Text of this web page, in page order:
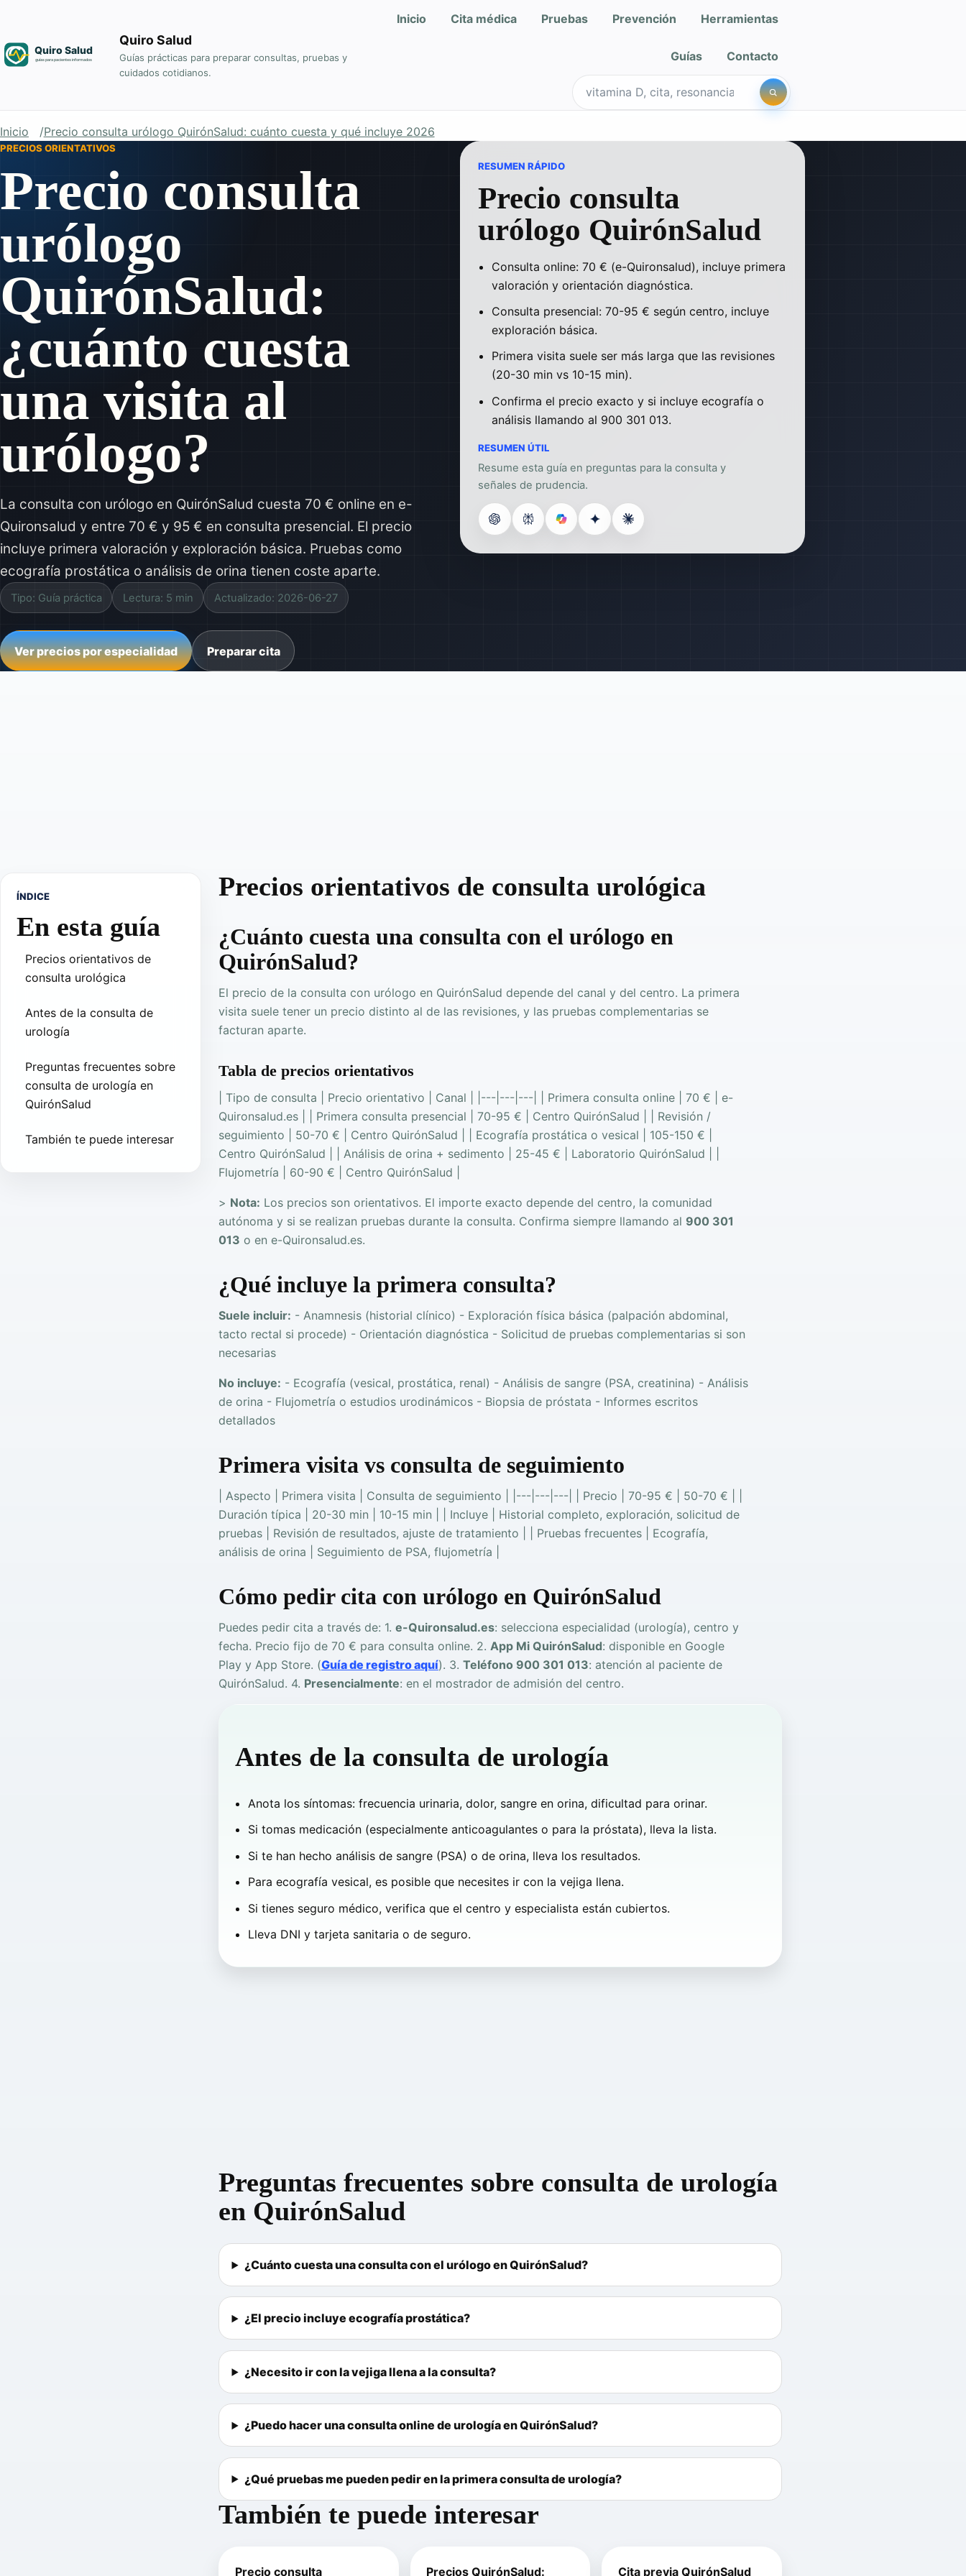
Quiro Salud
Guías prácticas para preparar consultas, pruebas y
cuidados cotidianos.
Inicio Cita médica Pruebas Prevención Herramientas
Guías Contacto
Buscar en Quiro Salud
Inicio Precio consulta urólogo QuirónSalud: cuánto cuesta y qué incluye 2026
PRECIOS ORIENTATIVOS
Precio consulta
urólogo
QuirónSalud:
¿cuánto cuesta
una visita al
urólogo?
La consulta con urólogo en QuirónSalud cuesta 70 € online en e-
Quironsalud y entre 70 € y 95 € en consulta presencial. El precio
incluye primera valoración y exploración básica. Pruebas como
ecografía prostática o análisis de orina tienen coste aparte.
Tipo: Guía práctica Lectura: 5 min Actualizado: 2026-06-27
Ver precios por especialidad Preparar cita
RESUMEN RÁPIDO
Precio consulta
urólogo QuirónSalud
Consulta online: 70 € (e-Quironsalud), incluye primera
valoración y orientación diagnóstica.
Consulta presencial: 70-95 € según centro, incluye
exploración básica.
Primera visita suele ser más larga que las revisiones
(20-30 min vs 10-15 min).
Confirma el precio exacto y si incluye ecografía o
análisis llamando al 900 301 013.
RESUMEN ÚTIL
Resume esta guía en preguntas para la consulta y
señales de prudencia.
ÍNDICE
En esta guía
Precios orientativos de
consulta urológica
Antes de la consulta de
urología
Preguntas frecuentes sobre
consulta de urología en
QuirónSalud
También te puede interesar
Precios orientativos de consulta urológica
¿Cuánto cuesta una consulta con el urólogo en
QuirónSalud?
El precio de la consulta con urólogo en QuirónSalud depende del canal y del centro. La primera
visita suele tener un precio distinto al de las revisiones, y las pruebas complementarias se
facturan aparte.
Tabla de precios orientativos
| Tipo de consulta | Precio orientativo | Canal | |---|---|---| | Primera consulta online | 70 € | e-
Quironsalud.es | | Primera consulta presencial | 70-95 € | Centro QuirónSalud | | Revisión /
seguimiento | 50-70 € | Centro QuirónSalud | | Ecografía prostática o vesical | 105-150 € |
Centro QuirónSalud | | Análisis de orina + sedimento | 25-45 € | Laboratorio QuirónSalud | |
Flujometría | 60-90 € | Centro QuirónSalud |
> Nota: Los precios son orientativos. El importe exacto depende del centro, la comunidad
autónoma y si se realizan pruebas durante la consulta. Confirma siempre llamando al 900 301
013 o en e-Quironsalud.es.
¿Qué incluye la primera consulta?
Suele incluir: - Anamnesis (historial clínico) - Exploración física básica (palpación abdominal,
tacto rectal si procede) - Orientación diagnóstica - Solicitud de pruebas complementarias si son
necesarias
No incluye: - Ecografía (vesical, prostática, renal) - Análisis de sangre (PSA, creatinina) - Análisis
de orina - Flujometría o estudios urodinámicos - Biopsia de próstata - Informes escritos
detallados
Primera visita vs consulta de seguimiento
| Aspecto | Primera visita | Consulta de seguimiento | |---|---|---| | Precio | 70-95 € | 50-70 € | |
Duración típica | 20-30 min | 10-15 min | | Incluye | Historial completo, exploración, solicitud de
pruebas | Revisión de resultados, ajuste de tratamiento | | Pruebas frecuentes | Ecografía,
análisis de orina | Seguimiento de PSA, flujometría |
Cómo pedir cita con urólogo en QuirónSalud
Puedes pedir cita a través de: 1. e-Quironsalud.es: selecciona especialidad (urología), centro y
fecha. Precio fijo de 70 € para consulta online. 2. App Mi QuirónSalud: disponible en Google
Play y App Store. (Guía de registro aquí). 3. Teléfono 900 301 013: atención al paciente de
QuirónSalud. 4. Presencialmente: en el mostrador de admisión del centro.
Antes de la consulta de urología
Anota los síntomas: frecuencia urinaria, dolor, sangre en orina, dificultad para orinar.
Si tomas medicación (especialmente anticoagulantes o para la próstata), lleva la lista.
Si te han hecho análisis de sangre (PSA) o de orina, lleva los resultados.
Para ecografía vesical, es posible que necesites ir con la vejiga llena.
Si tienes seguro médico, verifica que el centro y especialista están cubiertos.
Lleva DNI y tarjeta sanitaria o de seguro.
Preguntas frecuentes sobre consulta de urología
en QuirónSalud
¿Cuánto cuesta una consulta con el urólogo en QuirónSalud?
¿El precio incluye ecografía prostática?
¿Necesito ir con la vejiga llena a la consulta?
¿Puedo hacer una consulta online de urología en QuirónSalud?
¿Qué pruebas me pueden pedir en la primera consulta de urología?
También te puede interesar
Precio consulta Precios QuirónSalud: Cita previa QuirónSalud